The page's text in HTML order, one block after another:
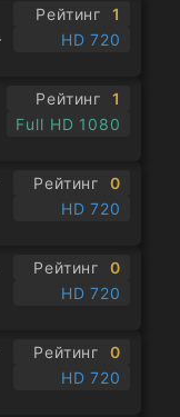
Рейтинг
1
HD 720
Рейтинг
1
Full HD 1080
Рейтинг
0
HD 720
Рейтинг
0
HD 720
Рейтинг
0
HD 720